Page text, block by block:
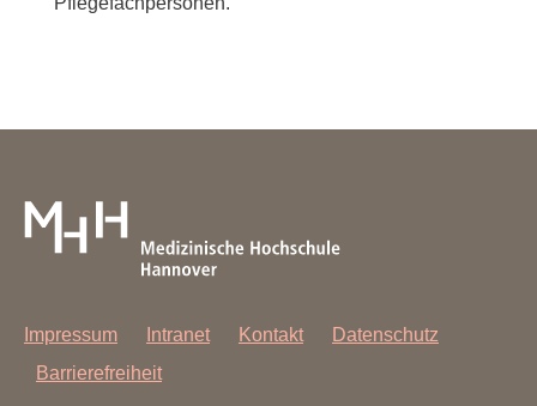
Impressum Intranet Kontakt
Datenschutz
Barrierefreiheit